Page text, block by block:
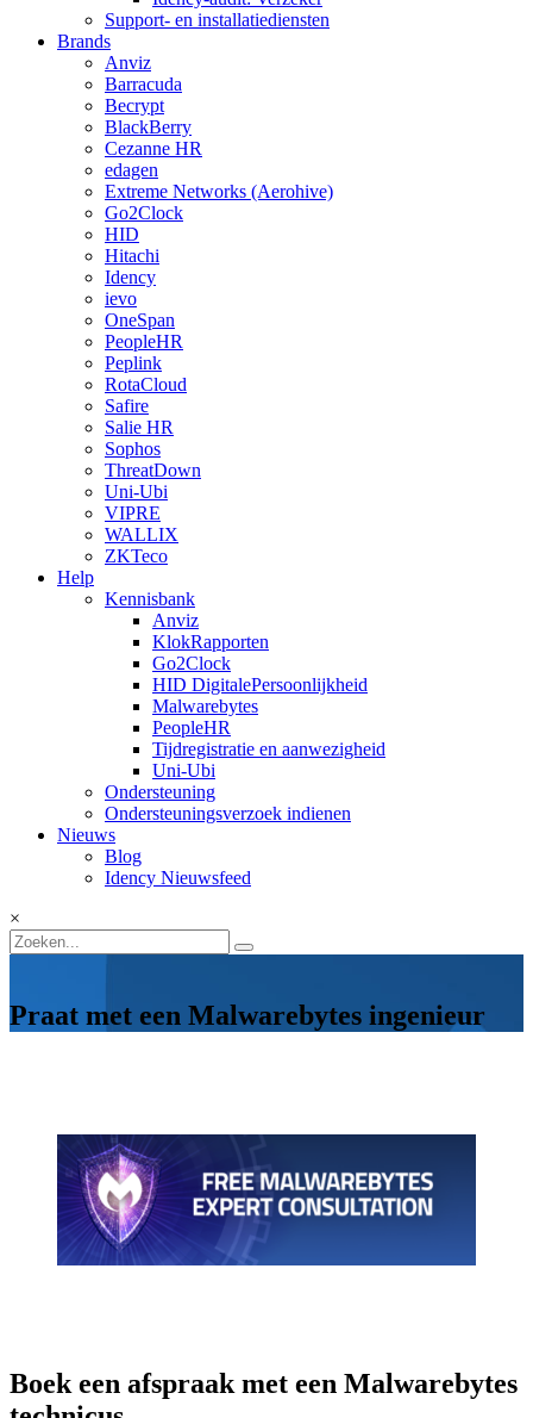
Support- en installatiediensten
Brands
Anviz
Barracuda
Becrypt
BlackBerry
Cezanne HR
edagen
Extreme Networks (Aerohive)
Go2Clock
HID
Hitachi
Idency
ievo
OneSpan
PeopleHR
Peplink
RotaCloud
Safire
Salie HR
Sophos
ThreatDown
Uni-Ubi
VIPRE
WALLIX
ZKTeco
Help
Kennisbank
Anviz
KlokRapporten
Go2Clock
HID DigitalePersoonlijkheid
Malwarebytes
PeopleHR
Tijdregistratie en aanwezigheid
Uni-Ubi
Ondersteuning
Ondersteuningsverzoek indienen
Nieuws
Blog
Idency Nieuwsfeed
×
Praat met een Malwarebytes ingenieur
Boek een afspraak met een Malwarebytes